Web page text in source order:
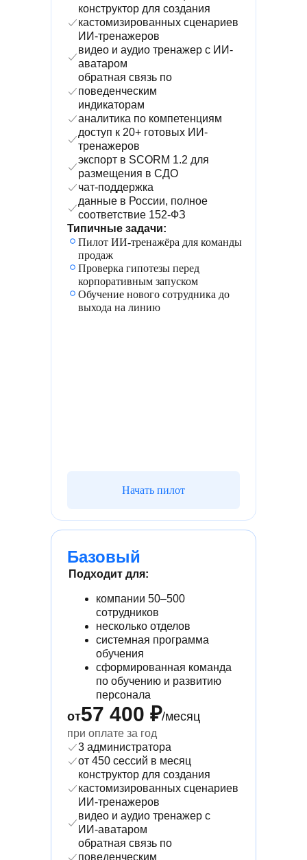
конструктор для создания
кастомизированных сценариев
ИИ-тренажеров
видео и аудио тренажер с ИИ-
аватаром
обратная связь по
поведенческим
индикаторам
аналитика по компетенциям
доступ к 20+ готовых ИИ-
тренажеров
экспорт в SCORM 1.2 для
размещения в СДО
чат-поддержка
данные в России, полное
соответствие 152-ФЗ
Типичные задачи:
Пилот ИИ-тренажёра для команды
продаж
Проверка гипотезы перед
корпоративным запуском
Обучение нового сотрудника до
выхода на линию
Базовый
Подходит для:
компании 50–500
сотрудников
несколько отделов
системная программа
обучения
сформированная команда
по обучению и развитию
персонала
от57 400 ₽/месяц
при оплате за год
3 администратора
от 450 сессий в месяц
конструктор для создания
кастомизированных сценариев
ИИ-тренажеров
видео и аудио тренажер с
ИИ-аватаром
обратная связь по
поведенческим
Начать пилот